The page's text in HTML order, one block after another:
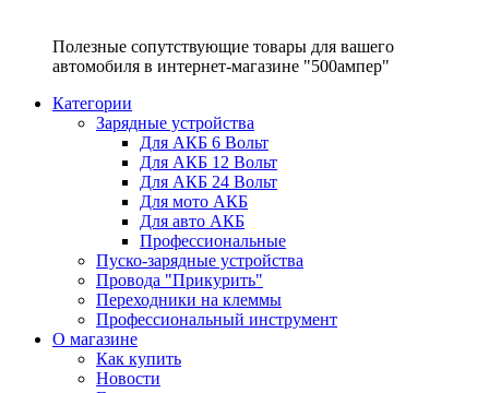
Полезные сопутствующие товары для вашего
автомобиля в интернет-магазине "500ампер"
Категории
Зарядные устройства
Для АКБ 6 Вольт
Для АКБ 12 Вольт
Для АКБ 24 Вольт
Для мото АКБ
Для авто АКБ
Профессиональные
Пуско-зарядные устройства
Провода "Прикурить"
Переходники на клеммы
Профессиональный инструмент
О магазине
Как купить
Новости